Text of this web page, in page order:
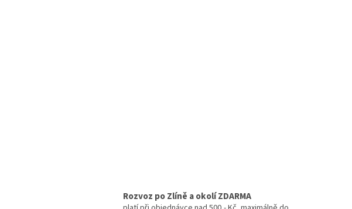
Rozvoz po Zlíně a okolí ZDARMA